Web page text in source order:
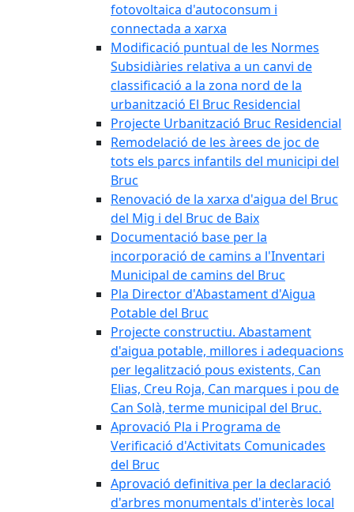
fotovoltaica d'autoconsum i
connectada a xarxa
Modificació puntual de les Normes
Subsidiàries relativa a un canvi de
classificació a la zona nord de la
urbanització El Bruc Residencial
Projecte Urbanització Bruc Residencial
Remodelació de les àrees de joc de
tots els parcs infantils del municipi del
Bruc
Renovació de la xarxa d'aigua del Bruc
del Mig i del Bruc de Baix
Documentació base per la
incorporació de camins a l'Inventari
Municipal de camins del Bruc
Pla Director d'Abastament d'Aigua
Potable del Bruc
Projecte constructiu. Abastament
d'aigua potable, millores i adequacions
per legalització pous existents, Can
Elias, Creu Roja, Can marques i pou de
Can Solà, terme municipal del Bruc.
Aprovació Pla i Programa de
Verificació d'Activitats Comunicades
del Bruc
Aprovació definitiva per la declaració
d'arbres monumentals d'interès local